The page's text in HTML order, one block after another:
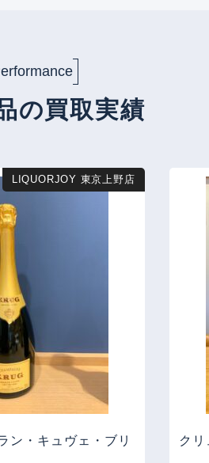
の買取実績
LIQUORJOY 東京上野店
ン・キュヴェ・ブリ
ク